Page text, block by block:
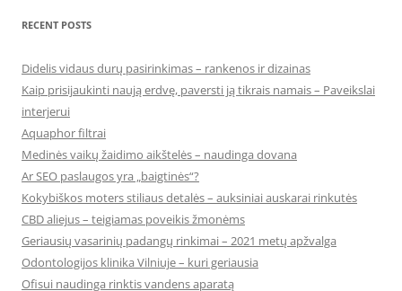
RECENT POSTS
Didelis vidaus durų pasirinkimas – rankenos ir dizainas
Kaip prisijaukinti naują erdvę, paversti ją tikrais namais – Paveikslai
interjerui
Aquaphor filtrai
Medinės vaikų žaidimo aikštelės – naudinga dovana
Ar SEO paslaugos yra „baigtinės“?
Kokybiškos moters stiliaus detalės – auksiniai auskarai rinkutės
CBD aliejus – teigiamas poveikis žmonėms
Geriausių vasarinių padangų rinkimai – 2021 metų apžvalga
Odontologijos klinika Vilniuje – kuri geriausia
Ofisui naudinga rinktis vandens aparatą